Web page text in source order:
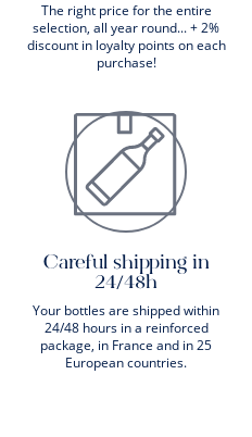
The right price for the entire
selection, all year round... + 2%
discount in loyalty points on each
purchase!
Careful shipping in
24/48h
Your bottles are shipped within
24/48 hours in a reinforced
package, in France and in 25
European countries.